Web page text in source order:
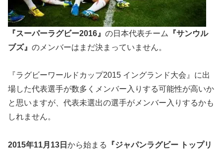
『スーパーラグビー2016』 の日本代表チーム
『サンウル
ブズ』 のメンバーはまだ決まっていません。
『ラグビーワールドカップ2015 イングランド大会』に出
場した代表選手が数多くメンバー入りする可能性が高いか
と思いますが、代表未選出の選手がメンバー入りするかも
しれません。
2015年11月13日 から始まる
『ジャパンラグビー トップリ